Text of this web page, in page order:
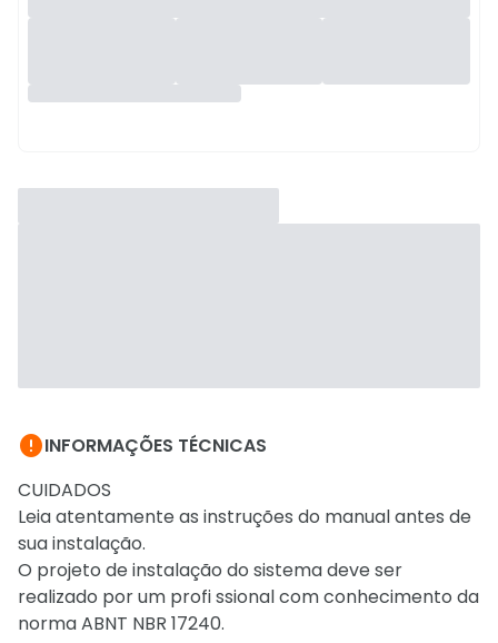
INFORMAÇÕES TÉCNICAS
CUIDADOS
Leia atentamente as instruções do manual antes de
sua instalação.
O projeto de instalação do sistema deve ser
realizado por um profi ssional com conhecimento da
norma ABNT NBR 17240.